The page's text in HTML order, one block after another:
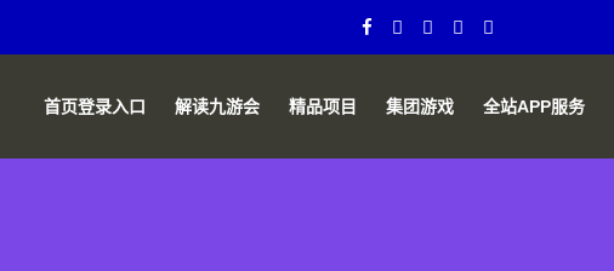
首页登录入口 解读九游会 精品项目 集团游戏 全站APP服务